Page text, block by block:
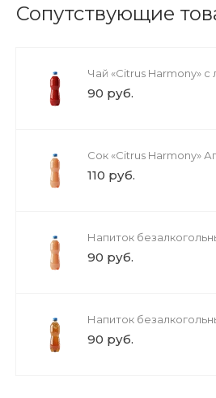
Сопутствующие
Чай «Citrus Harmony»
90 руб.
Сок «Citrus Harmony»
110 руб.
Напиток
90 руб.
Напиток
90 руб.